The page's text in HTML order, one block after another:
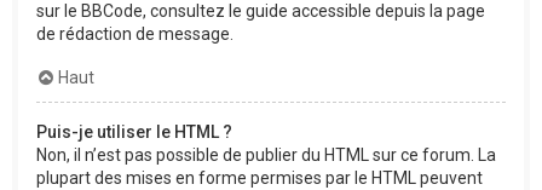
sur le BBCode, consultez le guide accessible depuis la page
de rédaction de message.
Haut
Puis-je utiliser le HTML ?
Non, il n’est pas possible de publier du HTML sur ce forum. La
plupart des mises en forme permises par le HTML peuvent